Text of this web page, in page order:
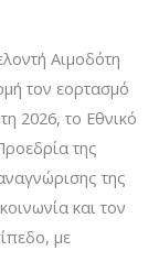
Αιμοδότη
τον εορτασμό
2026, το Εθνικό
της
της
και τον
με